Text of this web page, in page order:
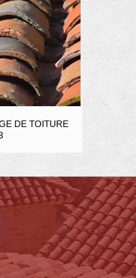
DE TOITURE